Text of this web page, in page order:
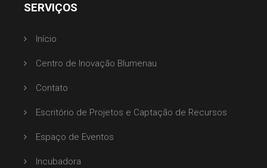
SERVIÇOS
Início
Centro de Inovação Blumenau
Contato
Escritório de Projetos e Captação de Recursos
Espaço de Eventos
Incubadora